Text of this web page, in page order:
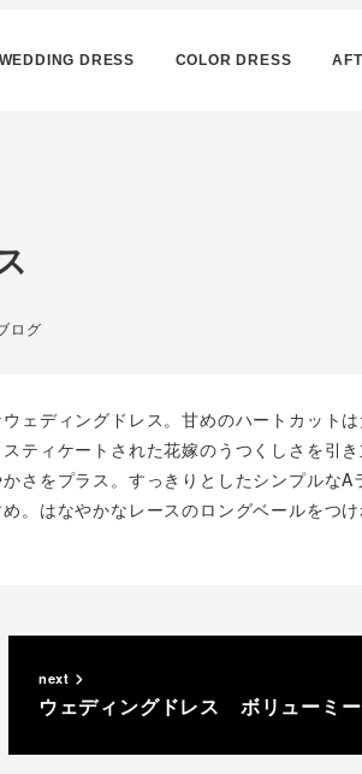
WEDDING DRESS COLOR DRESS
ログ
ェディングドレス。甘めのハートカット
ティケートされた花嫁のうつくしさを引
さをプラス。すっきりとしたシンプルなA
。はなやかなレースのロングベールをつ
next
ウェディングドレス ボリューミー